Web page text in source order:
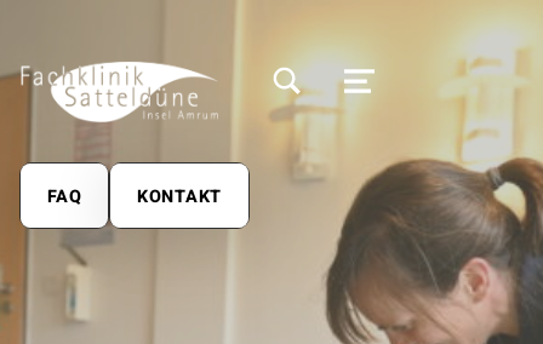
MODALES SUCHFELD UMSCHALTEN
MENÜ
FAQ KONTAKT